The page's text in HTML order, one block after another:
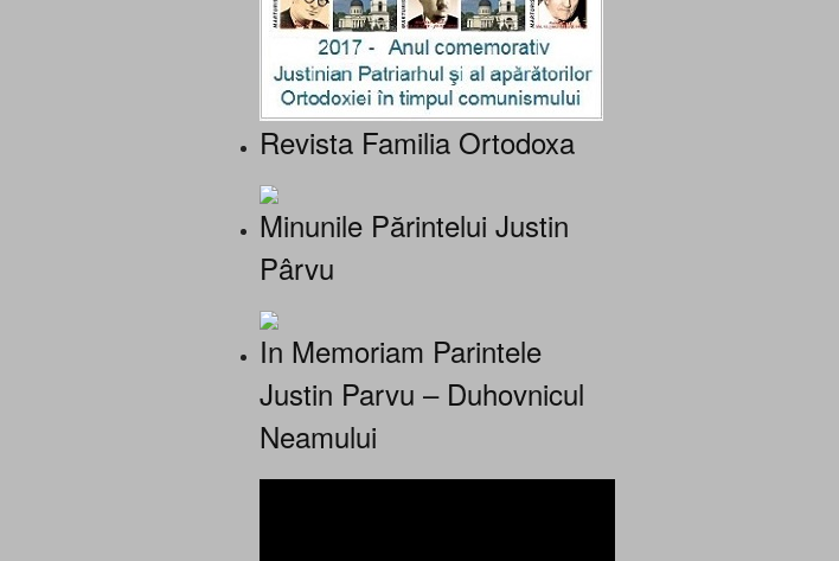
Revista Familia Ortodoxa
Minunile Părintelui Justin
Pârvu
In Memoriam Parintele
Justin Parvu – Duhovnicul
Neamului